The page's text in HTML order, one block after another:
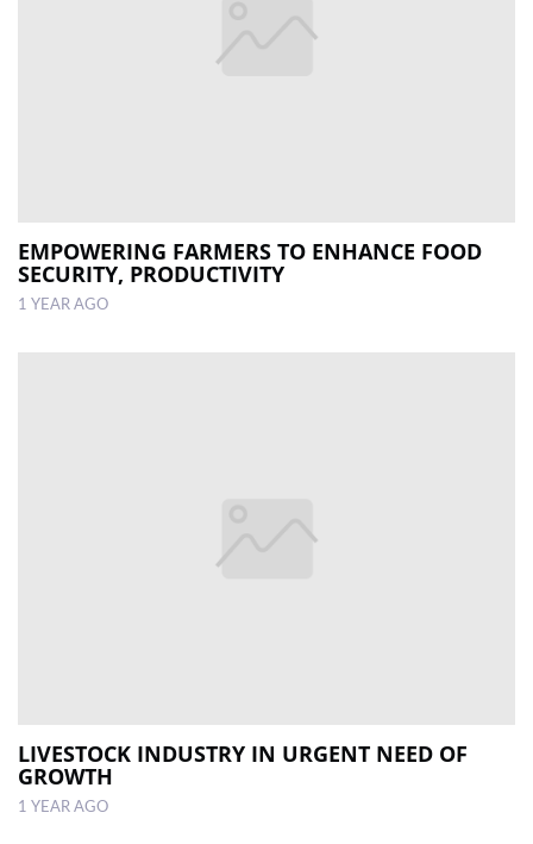
EMPOWERING FARMERS TO ENHANCE FOOD
SECURITY, PRODUCTIVITY
1 YEAR AGO
LIVESTOCK INDUSTRY IN URGENT NEED OF
GROWTH
1 YEAR AGO